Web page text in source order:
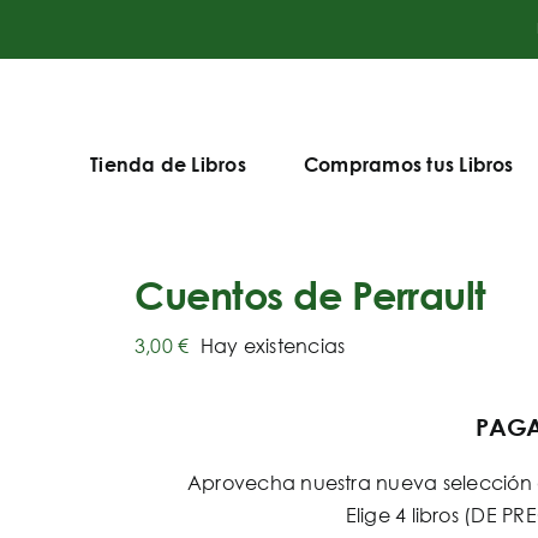
Tienda de Libros Compramos tus Libros
Cuentos de Perrault
3,00€ Hay existencias
Aprovecha nuestra nueva
Elige 4 libros (DE